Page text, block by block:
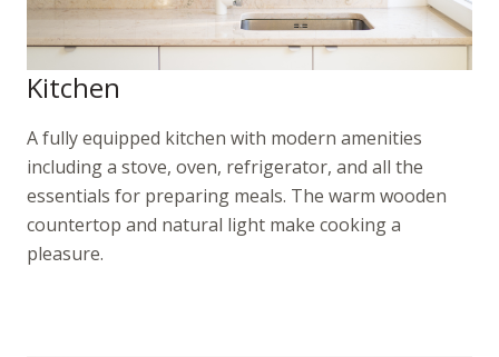
Kitchen
A fully equipped kitchen with modern amenities
including a stove, oven, refrigerator, and all the
essentials for preparing meals. The warm wooden
countertop and natural light make cooking a
pleasure.